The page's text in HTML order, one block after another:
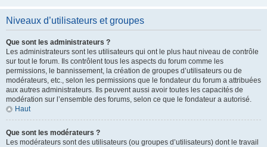
Niveaux d’utilisateurs et groupes
Que sont les administrateurs ?
Les administrateurs sont les utilisateurs qui ont le plus haut niveau de contrôle
sur tout le forum. Ils contrôlent tous les aspects du forum comme les
permissions, le bannissement, la création de groupes d’utilisateurs ou de
modérateurs, etc., selon les permissions que le fondateur du forum a attribuées
aux autres administrateurs. Ils peuvent aussi avoir toutes les capacités de
modération sur l’ensemble des forums, selon ce que le fondateur a autorisé.
Haut
Que sont les modérateurs ?
Les modérateurs sont des utilisateurs (ou groupes d’utilisateurs) dont le travail